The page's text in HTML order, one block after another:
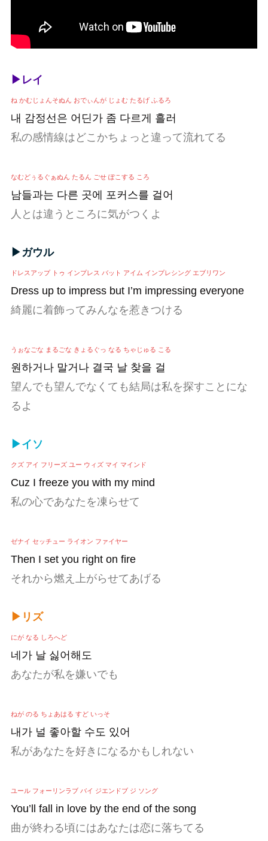
▶レイ
ね かむじょんそぬん おでぃんが じょむ たるげ ふるろ
내 감정선은 어딘가 좀 다르게 흘러
私の感情線はどこかちょっと違って流れてる
なむどぅるぐぁぬん たるん ごせ ぽこする ころ
남들과는 다른 곳에 포커스를 걸어
人とは違うところに気がつくよ
▶ガウル
ドレスアップ トゥ インプレス バット アイム インプレシング エブリワン
Dress up to impress but I’m impressing everyone
綺麗に着飾ってみんなを惹きつける
うぉなごな まるごな きょるぐっ なる ちゃじゅる こる
원하거나 말거나 결국 날 찾을 걸
望んでも望んでなくても結局は私を探すことにな
るよ
▶イソ
クズ アイ フリーズ ユー ウィズ マイ マインド
Cuz I freeze you with my mind
私の心であなたを凍らせて
ゼナイ セッチュー ライオン ファイヤー
Then I set you right on fire
それから燃え上がらせてあげる
▶リズ
にが なる しろへど
네가 날 싫어해도
あなたが私を嫌いでも
ねが のる ちょあはる すど いっそ
내가 널 좋아할 수도 있어
私があなたを好きになるかもしれない
ユール フォーリンラブ バイ ジエンドブ ジ ソング
You’ll fall in love by the end of the song
曲が終わる頃にはあなたは恋に落ちてる